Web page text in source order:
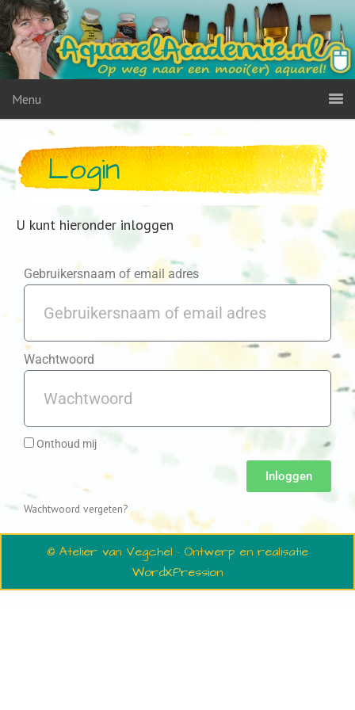
Menu
Login
U kunt hieronder inloggen
Gebruikersnaam of email adres
Wachtwoord
Onthoud mij
Inloggen
Wachtwoord vergeten?
© Atelier van Vegchel · Ontwerp en realisatie
WordXPression